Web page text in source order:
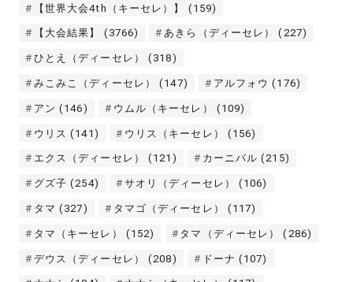
【世界大会4th（キーセレ）】 (159)
【大会結果】 (3766) あきら（ディーセレ） (227)
ひとえ（ディーセレ） (318)
みこみこ（ディーセレ） (147) アルフォウ (176)
アン (146) ウムル（キーセレ） (109)
ウリス (141) ウリス（キーセレ） (156)
エクス（ディーセレ） (121) カーニバル (215)
グズ子 (254) サオリ（ディーセレ） (106)
タマ (327) タマゴ（ディーセレ） (117)
タマ（キーセレ） (152) タマ（ディーセレ） (286)
デウス（ディーセレ） (208) ドーナ (107)